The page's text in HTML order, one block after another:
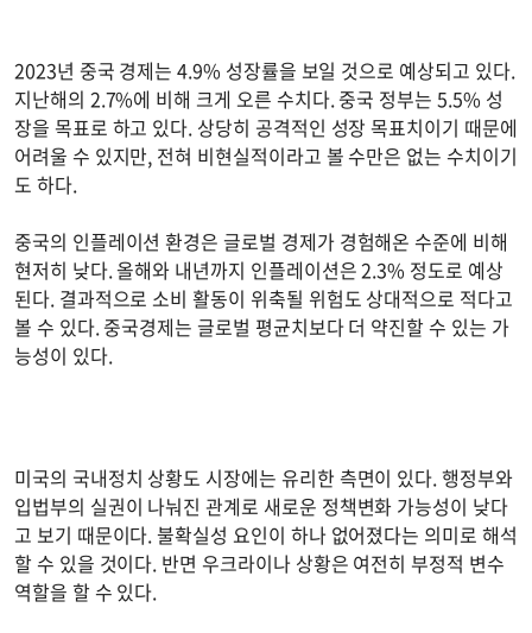
2023년 중국 경제는 4.9% 성장률을 보일 것으로 예상되고 있다.
지난해의 2.7%에 비해 크게 오른 수치다. 중국 정부는 5.5% 성
장을 목표로 하고 있다. 상당히 공격적인 성장 목표치이기 때문에
어려울 수 있지만, 전혀 비현실적이라고 볼 수만은 없는 수치이기
도 하다.
중국의 인플레이션 환경은 글로벌 경제가 경험해온 수준에 비해
현저히 낮다. 올해와 내년까지 인플레이션은 2.3% 정도로 예상
된다. 결과적으로 소비 활동이 위축될 위험도 상대적으로 적다고
볼 수 있다. 중국경제는 글로벌 평균치보다 더 약진할 수 있는 가
능성이 있다.
미국의 국내정치 상황도 시장에는 유리한 측면이 있다. 행정부와
입법부의 실권이 나눠진 관계로 새로운 정책변화 가능성이 낮다
고 보기 때문이다. 불확실성 요인이 하나 없어졌다는 의미로 해석
할 수 있을 것이다. 반면 우크라이나 상황은 여전히 부정적 변수
역할을 할 수 있다.